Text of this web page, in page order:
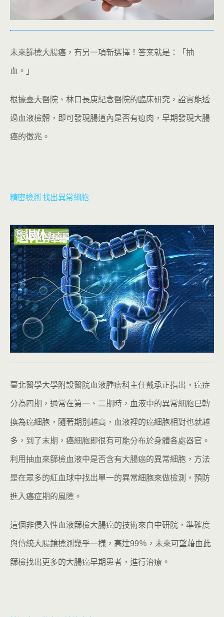
未來篩檢大腸癌，有另一項新選擇！答案就是：「抽
血。」
根據臺大醫院、林口長庚紀念醫院的臨床研究，證實能透
過血液檢體，即可發現腸道內是否有瘜肉，早期發現大腸
癌的徵兆。
精密檢測 找出異常細胞
臺北醫學大學附設醫院血液腫瘤科主任戴承正指出，癌症
分為四期，通常在第一、二期時，血液中的異常細胞已轉
換為癌細胞，隨著期別越高，血液裡的癌細胞相對也就越
多，到了末期，癌細胞即很有可能分布於身體各處器官。
利用抽血來篩檢血液中是否含有大腸癌的異常細胞，方法
是在眾多的紅血球中找出單一的異常細胞來做檢測，預防
進入癌症期的風險。
這個非侵入性血液篩檢大腸癌的技術來自中研院，準確度
與傳統大腸鏡檢測幾乎一樣，高達99％，未來可望藉由此
篩檢找出更多的大腸癌早期患者，進行治療。